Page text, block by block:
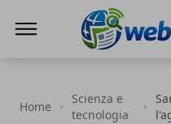
Home
Scienza e
tecnologia